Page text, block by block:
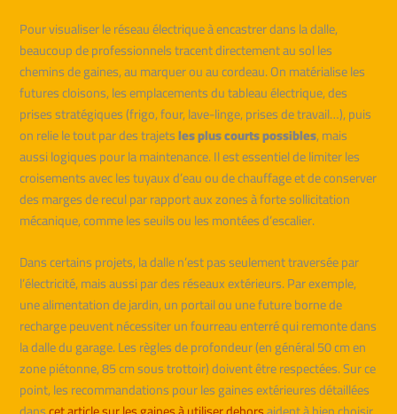
Pour visualiser le réseau électrique à encastrer dans la dalle,
beaucoup de professionnels tracent directement au sol les
chemins de gaines, au marquer ou au cordeau. On matérialise les
futures cloisons, les emplacements du tableau électrique, des
prises stratégiques (frigo, four, lave-linge, prises de travail…), puis
on relie le tout par des trajetsles plus courts possibles, mais
aussi logiques pour la maintenance. Il est essentiel de limiter les
croisements avec les tuyaux d’eau ou de chauffage et de conserver
des marges de recul par rapport aux zones à forte sollicitation
mécanique, comme les seuils ou les montées d’escalier.
Dans certains projets, la dalle n’est pas seulement traversée par
l’électricité, mais aussi par des réseaux extérieurs. Par exemple,
une alimentation de jardin, un portail ou une future borne de
recharge peuvent nécessiter un fourreau enterré qui remonte dans
la dalle du garage. Les règles de profondeur (en général 50 cm en
zone piétonne, 85 cm sous trottoir) doivent être respectées. Sur ce
point, les recommandations pour les gaines extérieures détaillées